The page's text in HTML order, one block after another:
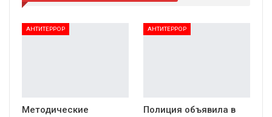
АНТИТЕРРОР
Методические
АНТИТЕРРОР
Полиция объявила в